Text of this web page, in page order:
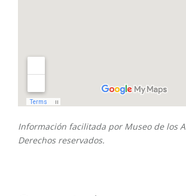
Información facilitada por Museo de los
Derechos reservados.